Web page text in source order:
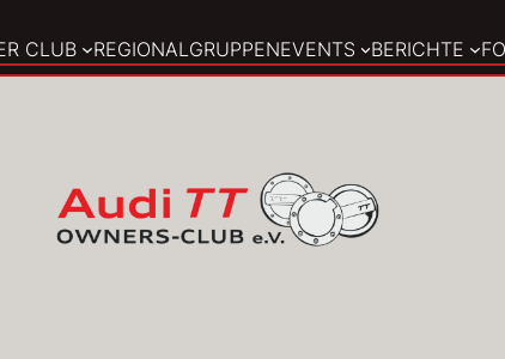
CLUB REGIONALGRUPPENEVENTS BERICHTE